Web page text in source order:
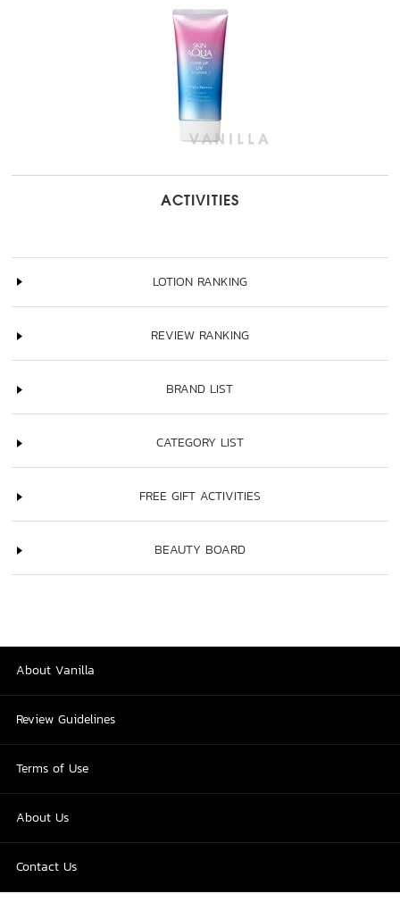
ACTIVITIES
LOTION RANKING
REVIEW RANKING
BRAND LIST
CATEGORY LIST
FREE GIFT ACTIVITIES
BEAUTY BOARD
About Vanilla
Review Guidelines
Terms of Use
About Us
Contact Us